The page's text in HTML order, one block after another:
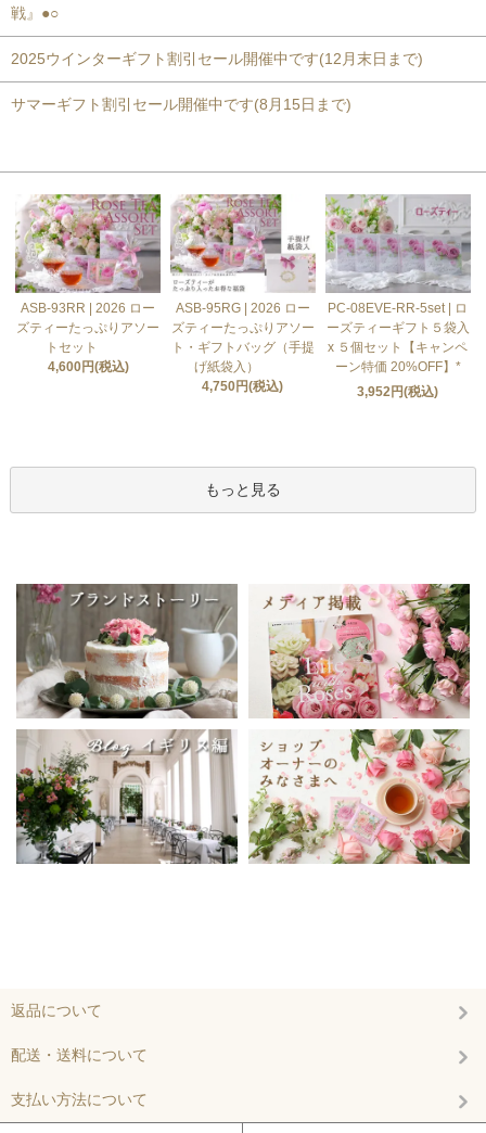
戦』●○
2025ウインターギフト割引セール開催中です(12月末日まで)
サマーギフト割引セール開催中です(8月15日まで)
ASB-93RR | 2026 ロー
ズティーたっぷりアソー
トセット
4,600円(税込)
ASB-95RG | 2026 ロー
ズティーたっぷりアソー
ト・ギフトバッグ（手提
げ紙袋入）
4,750円(税込)
PC-08EVE-RR-5set | ロ
ーズティーギフト５袋入
x ５個セット【キャンペ
ーン特価 20%OFF】*
3,952円(税込)
もっと見る
返品について
配送・送料について
支払い方法について